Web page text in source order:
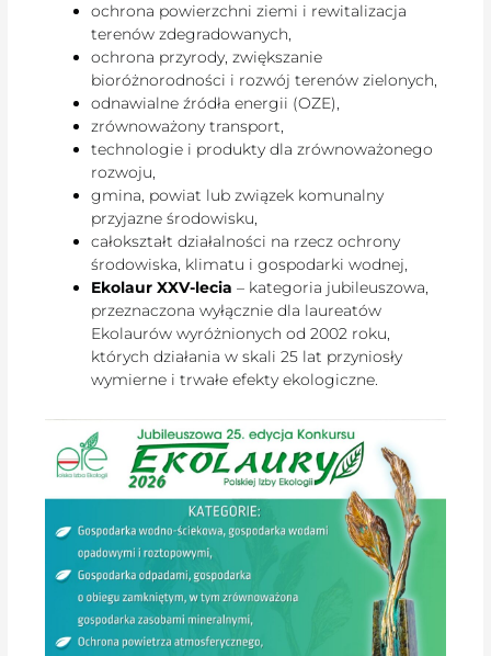
ochrona powierzchni ziemi i rewitalizacja
terenów zdegradowanych,
ochrona przyrody, zwiększanie
bioróżnorodności i rozwój terenów zielonych,
odnawialne źródła energii (OZE),
zrównoważony transport,
technologie i produkty dla zrównoważonego
rozwoju,
gmina, powiat lub związek komunalny
przyjazne środowisku,
całokształt działalności na rzecz ochrony
środowiska, klimatu i gospodarki wodnej,
Ekolaur XXV-lecia – kategoria jubileuszowa,
przeznaczona wyłącznie dla laureatów
Ekolaurów wyróżnionych od 2002 roku,
których działania w skali 25 lat przyniosły
wymierne i trwałe efekty ekologiczne.